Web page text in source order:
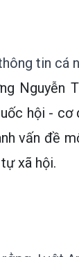
tin cá
Nguyễn
hội -
vấn đề
xã hội.